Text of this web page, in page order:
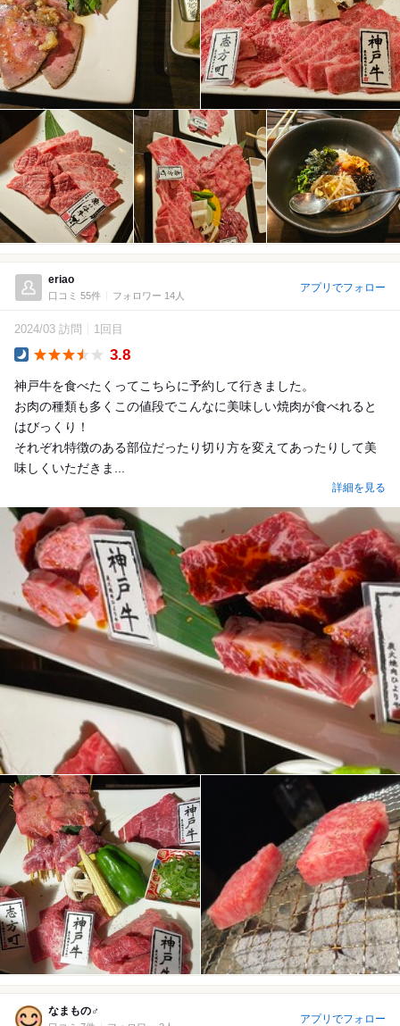
eriao
口コミ 55件 フォロワー 14人
アプリでフォロー
2024/03 訪問 1回目
3.8
神戸牛を食べたくってこちらに予約して行きました。
お肉の種類も多くこの値段でこんなに美味しい焼肉が食べれると
はびっくり！
それぞれ特徴のある部位だったり切り方を変えてあったりして美
味しくいただきま...
詳細を見る
なまもの♂
アプリでフォロー